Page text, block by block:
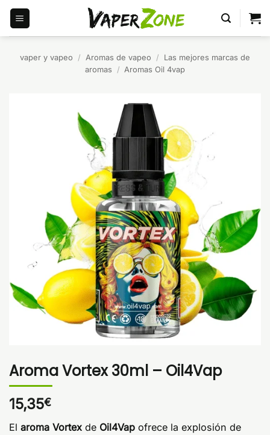
Saltar
contenido
vaper y vapeo / Aromas de vapeo /
Las mejores marcas de
aromas
/ Aromas Oil 4vap
Aroma Vortex 30ml – Oil4Vap
15,35€
El aroma Vortex de Oil4Vap ofrece la explosión de